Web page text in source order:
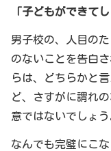
「子どもができて
男子校の、人目の
のないことを告白
らは、どちらかと
ど、さすがに謂れ
意ではないでしょう
なんでも完璧にこ